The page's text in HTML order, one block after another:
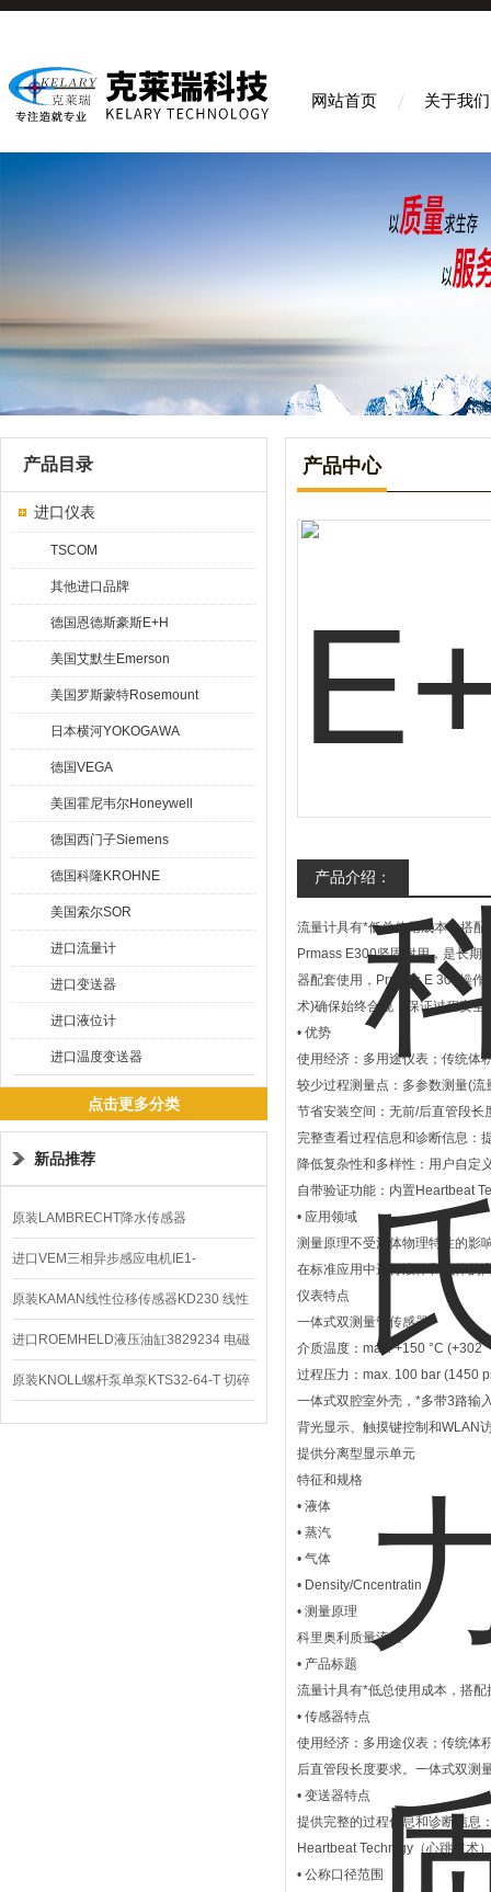
网站首页 关于我们
产品目录
进口仪表
TSCOM
其他进口品牌
德国恩德斯豪斯E+H
美国艾默生Emerson
美国罗斯蒙特Rosemount
日本横河YOKOGAWA
德国VEGA
美国霍尼韦尔Honeywell
德国西门子Siemens
德国科隆KROHNE
美国索尔SOR
进口流量计
进口变送器
进口液位计
进口温度变送器
点击更多分类
新品推荐
原装LAMBRECHT降水传感器
00.14575.20气象仪
进口VEM三相异步感应电机IE1-
K21R80G4马达
原装KAMAN线性位移传感器KD230 线性
编码器
进口ROEMHELD液压油缸3829234 电磁
阀定位器
原装KNOLL螺杆泵单泵KTS32-64-T 切碎
排屑机
产品中心
产品介绍：
流量计具有*低总使用成本，搭
Prmass E300坚固耐用，是长期
器配套使用，Prmass E 300操
术)确保始终合规，保证过程安全
• 优势
使用经济：多用途仪表；传统体
较少过程测量点：多参数测量(
节省安装空间：无前/后直管段长
完整查看过程信息和诊断信息：
降低复杂性和多样性：用户自定
自带验证功能：内置Heartbeat
• 应用领域
测量原理不受流体物理特性的影
在标准应用中进行液体和气体的
仪表特点
一体式双测量管传感器
介质温度：max. +150 °C (+302
过程压力：max. 100 bar (1450
一体式双腔室外壳，*多带3路输
背光显示、触摸键控制和WLAN
提供分离型显示单元
特征和规格
• 液体
• 蒸汽
• 气体
• Density/Cncentratin
• 测量原理
科里奥利质量流量
• 产品标题
流量计具有*低总使用成本，搭
• 传感器特点
使用经济：多用途仪表；传统体
后直管段长度要求。一体式双测
• 变送器特点
提供完整的过程信息和诊断信息
Heartbeat Technlgy（心跳技术
• 公称口径范围